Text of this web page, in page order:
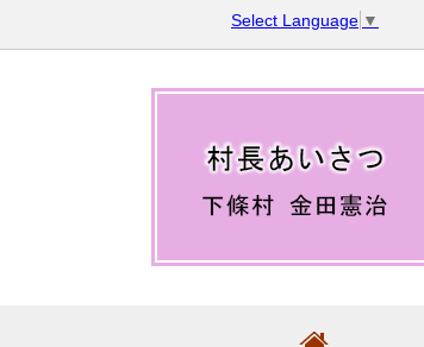
コ
ン
移
Select Language ▼